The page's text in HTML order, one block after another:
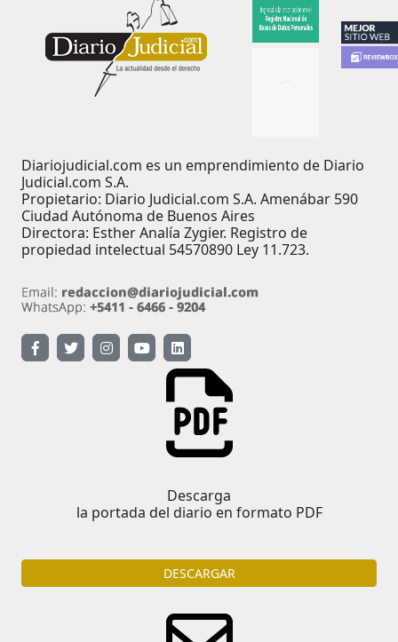
Diariojudicial.com es un emprendimiento de Diario
Judicial.com S.A.
Propietario: Diario Judicial.com S.A. Amenábar 590
Ciudad Autónoma de Buenos Aires
Directora: Esther Analía Zygier. Registro de
propiedad intelectual 54570890 Ley 11.723.
Descarga
la portada del diario en formato PDF
DESCARGAR